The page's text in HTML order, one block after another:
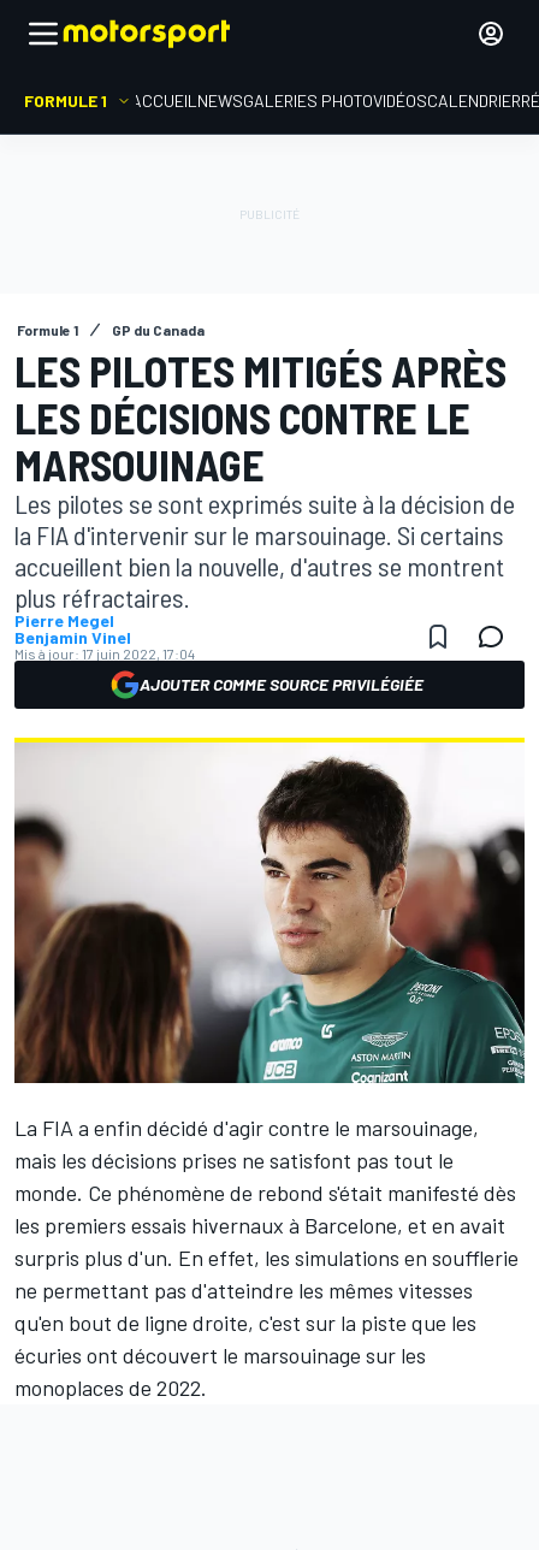
FORMULE 1 ACCUEIL NEWSGALERIES PHOTOVIDÉOSCALENDRIER
Formule 1 GP du Canada
LES PILOTES MITIGÉS APRÈS
LES DÉCISIONS CONTRE LE
MARSOUINAGE
Les pilotes se sont exprimés suite à la décision de
la FIA d'intervenir sur le marsouinage. Si certains
accueillent bien la nouvelle, d'autres se montrent
plus réfractaires.
Pierre Megel
Benjamin Vinel
Mis à jour: 17 juin 2022, 17:04
AJOUTER COMME SOURCE PRIVILÉGIÉE
La FIA a enfin décidé d'agir contre le marsouinage,
mais les décisions prises ne satisfont pas tout le
monde. Ce phénomène de rebond s'était manifesté dès
les premiers essais hivernaux à Barcelone, et en avait
surpris plus d'un. En effet, les simulations en soufflerie
ne permettant pas d'atteindre les mêmes vitesses
qu'en bout de ligne droite, c'est sur la piste que les
écuries ont découvert le marsouinage sur les
monoplaces de 2022.